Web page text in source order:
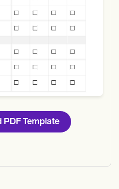
PDF Template